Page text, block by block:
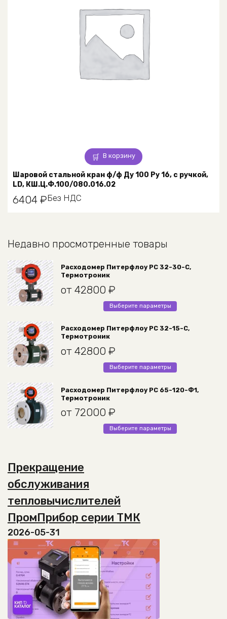
В корзину
Шаровой стальной кран ф/ф Ду 100 Ру 16, с ручкой,
LD, КШ.Ц.Ф.100/080.016.02
6404 ₽Без НДС
Недавно просмотренные товары
Расходомер Питерфлоу РС 32-30-С,
Термотроник
от 42800 ₽
Выберите параметры
Этот
имеет
можно
на
Расходомер Питерфлоу РС 32-15-С,
Термотроник
от 42800 ₽
Выберите параметры
Этот
имеет
можно
Расходомер Питерфлоу РС 65-120-Ф1,
Термотроник
от 72000 ₽
Выберите параметры
Этот
на
странице
Прекращение
обслуживания
тепловычислителей
ПромПрибор серии ТМК
2026-05-31